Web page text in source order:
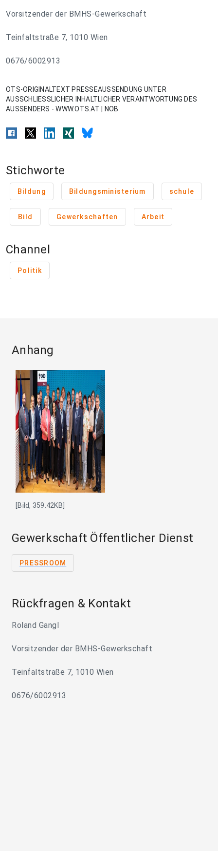
Vorsitzender der BMHS-Gewerkschaft
Teinfaltstraße 7, 1010 Wien
0676/6002913
OTS-ORIGINALTEXT PRESSEAUSSENDUNG UNTER
AUSSCHLIESSLICHER INHALTLICHER VERANTWORTUNG DES
AUSSENDERS - WWW.OTS.AT | NOB
Stichworte
Bildung Bildungsministerium schule
Bild Gewerkschaften Arbeit
Channel
Politik
Anhang
[Bild, 359.42KB]
Gewerkschaft Öffentlicher Dienst
PRESSROOM
Rückfragen & Kontakt
Roland Gangl
Vorsitzender der BMHS-Gewerkschaft
Teinfaltstraße 7, 1010 Wien
0676/6002913